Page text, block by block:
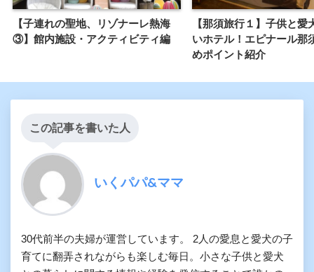
【子連れの聖地、リゾナーレ熱海
③】館内施設・アクティビティ編
【那須旅行１】子供と愛
いホテル！エピナール那
めポイント紹介
この記事を書いた人
いくパパ&ママ
30代前半の夫婦が運営しています。 2人の愛息と愛犬の子
育てに翻弄されながらも楽しむ毎日。小さな子供と愛犬